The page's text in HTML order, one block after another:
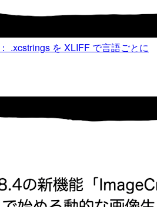
.xcstrings を XLIFF で言語ごとに